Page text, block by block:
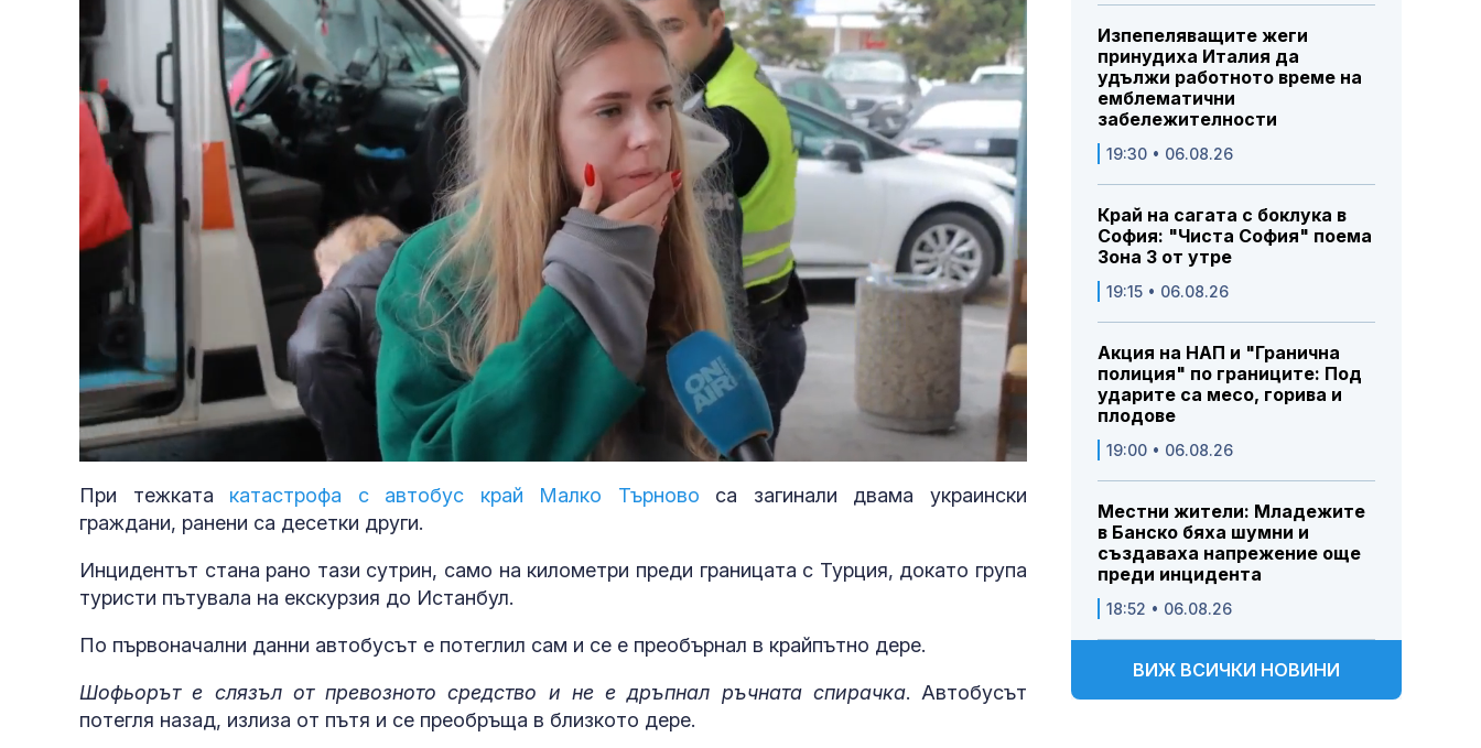
Unmute
42.27%
При тежката катастрофа с автобус край Малко Търново са загинали двама украински
граждани, ранени са десетки други.
Инцидентът стана рано тази сутрин, само на километри преди границата с Турция, докато група
туристи пътувала на екскурзия до Истанбул.
По първоначални данни автобусът е потеглил сам и се е преобърнал в крайпътно дере.
Шофьорът е слязъл от превозното средство и не е дръпнал ръчната спирачка. Автобусът
потегля назад, излиза от пътя и се преобръща в близкото дере.
Изпепеляващите жеги
принудиха Италия да
удължи работното време на
емблематични
забележителности
19:30 • 06.08.26
Край на сагата с боклука в
София: "Чиста София" поема
Зона 3 от утре
19:15 • 06.08.26
Акция на НАП и "Гранична
полиция" по границите: Под
ударите са месо, горива и
плодове
19:00 • 06.08.26
Местни жители: Младежите
в Банско бяха шумни и
създаваха напрежение още
преди инцидента
18:52 • 06.08.26
ВИЖ ВСИЧКИ НОВИНИ